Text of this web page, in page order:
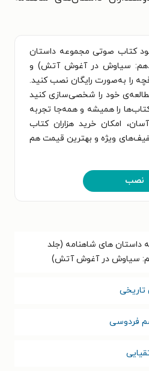
کتاب صوتی مجموعه داستان‌
سیاوش در آغوش آتش) و
را به‌صورت رایگان نصب کنید.
خود را شخصی‌سازی کنید
را همیشه و همه‌جا تجربه
امکان خرید هزاران کتاب
ویژه و بهترین قیمت هم
نصب
داستان‌ های شاهنامه (جلد
سیاوش در آغوش آتش)
تاریخی
فردوسی